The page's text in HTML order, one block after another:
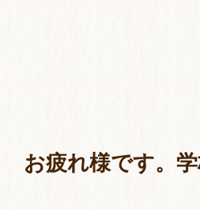
お疲れ様です。